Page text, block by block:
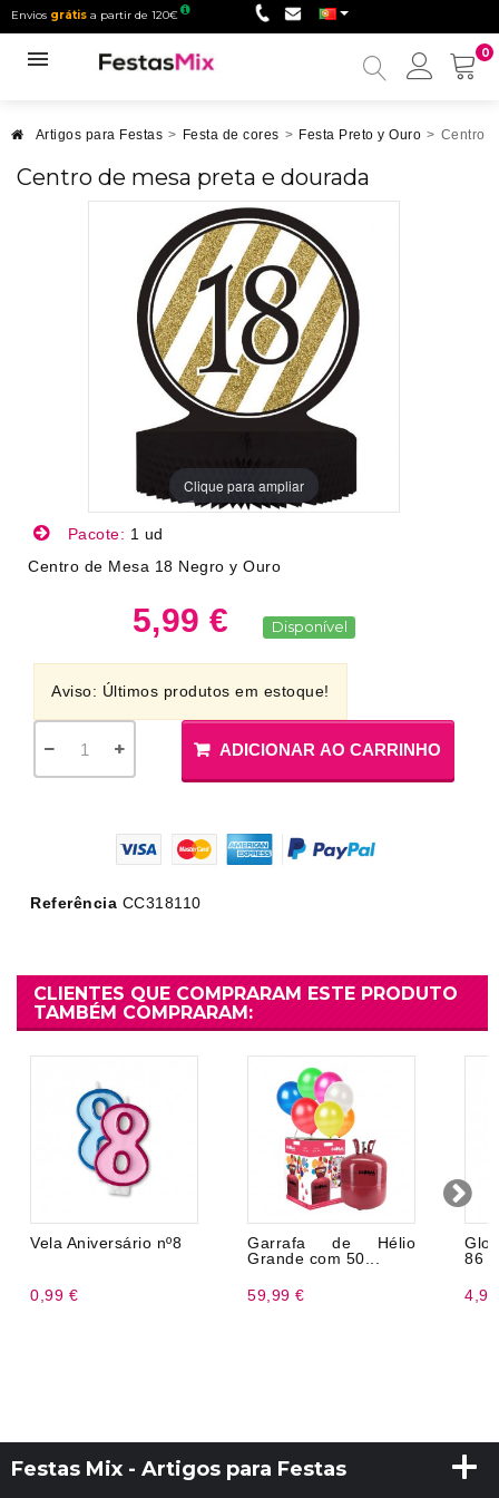
Envios grátis a partir de 120€
0
Minha
Artigos para Festas > Festa de cores > Festa Preto y Ouro > Centro
Centro de mesa preta e dourada
Clique para ampliar
Pacote: 1 ud
Centro de Mesa 18 Negro y Ouro
5,99 € Disponível
Aviso: Últimos produtos em estoque!
ADICIONAR AO CARRINHO
Referência CC318110
CLIENTES QUE COMPRARAM ESTE PRODUTO
TAMBÉM COMPRARAM:
Vela Aniversário nº8
0,99 €
Garrafa de Hélio
Grande com 50...
59,99 €
86
Festas Mix - Artigos para Festas